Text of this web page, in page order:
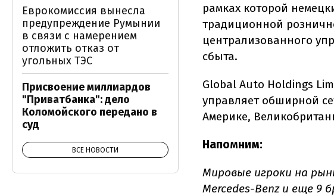
рамках которой
традиционной
централизованного
сбыта.
Global Auto Holdings
управляет обширной
Америке,
Напомним:
Мировые игроки на
Mercedes-Benz и еще 9
Еврокомиссия вынесла
предупреждение Румынии
в связи с намерением
отложить отказ от
угольных ТЭС
Присвоение миллиардов
"Приватбанка": дело
Коломойского передано в
суд
ВСЕ НОВОСТИ